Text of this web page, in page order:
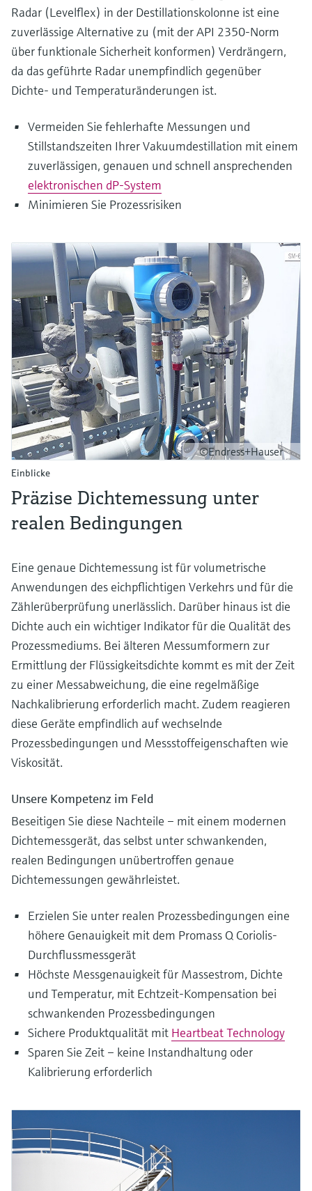
Radar (Levelflex) in der Destillationskolonne ist eine
zuverlässige Alternative zu (mit der API 2350-Norm
über funktionale Sicherheit konformen) Verdrängern,
da das geführte Radar unempfindlich gegenüber
Dichte- und Temperaturänderungen ist.
Vermeiden Sie fehlerhafte Messungen und
Stillstandszeiten Ihrer Vakuumdestillation mit einem
zuverlässigen, genauen und schnell ansprechenden
elektronischen dP-System
Minimieren Sie Prozessrisiken
©Endress+Hauser
Einblicke
Präzise Dichtemessung unter
realen Bedingungen
Eine genaue Dichtemessung ist für volumetrische
Anwendungen des eichpflichtigen Verkehrs und für die
Zählerüberprüfung unerlässlich. Darüber hinaus ist die
Dichte auch ein wichtiger Indikator für die Qualität des
Prozessmediums. Bei älteren Messumformern zur
Ermittlung der Flüssigkeitsdichte kommt es mit der Zeit
zu einer Messabweichung, die eine regelmäßige
Nachkalibrierung erforderlich macht. Zudem reagieren
diese Geräte empfindlich auf wechselnde
Prozessbedingungen und Messstoffeigenschaften wie
Viskosität.
Unsere Kompetenz im Feld
Beseitigen Sie diese Nachteile – mit einem modernen
Dichtemessgerät, das selbst unter schwankenden,
realen Bedingungen unübertroffen genaue
Dichtemessungen gewährleistet.
Erzielen Sie unter realen Prozessbedingungen eine
höhere Genauigkeit mit dem Promass Q Coriolis-
Durchflussmessgerät
Höchste Messgenauigkeit für Massestrom, Dichte
und Temperatur, mit Echtzeit-Kompensation bei
schwankenden Prozessbedingungen
Sichere Produktqualität mit Heartbeat Technology
Sparen Sie Zeit – keine Instandhaltung oder
Kalibrierung erforderlich